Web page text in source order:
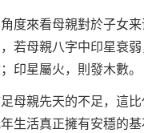
度來看母親對於子女
若母親八字中印星衰
印星屬火，則發木數。
母親先天的不足，這
生活真正擁有安穩的基